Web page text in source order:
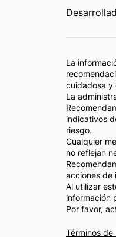
La
cuidadosa y
La
indicativos
riesgo.
Cualquier
no reflejan
acciones de
Al utilizar
información
Por favor,
Términos de